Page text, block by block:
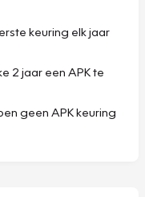
keuring elk jaar
2 jaar een APK te
geen APK keuring